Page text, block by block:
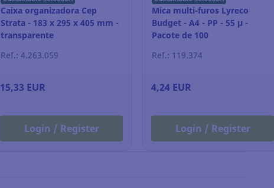
Caixa organizadora Cep
Strata - 183 x 295 x 405 mm -
transparente
Ref.: 4.263.059
15,33 EUR
Login / Register
Mica multi-furos Lyreco
Budget - A4 - PP - 55 µ -
Pacote de 100
Ref.: 119.374
4,24 EUR
Login / Register